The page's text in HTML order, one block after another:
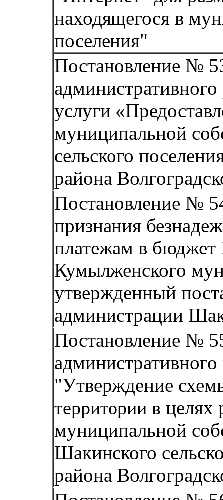
находящегося в
поселения"
Постановление №
административного
услуги
муниципальной
сельского
района
Постановление №
признания
платежам в бюджет
Кумылженского
утвержденный
администрации
Постановление №
"Утверждение
территории в целях
муниципальной
Шакинского
района